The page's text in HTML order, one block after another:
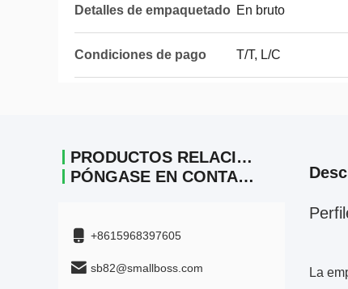
Detalles de empaquetado En bruto
Condiciones de pago T/T, L/C
PRODUCTOS RELACIONADOS
PÓNGASE EN CONTACTO
+8615968397605
sb82@smallboss.com La